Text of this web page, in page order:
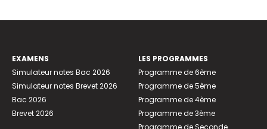
EXAMENS
Simulateur notes Bac 2026
Simulateur notes Brevet 2026
Bac 2026
Brevet 2026
LES PROGRAMMES
Programme de 6ème
Programme de 5ème
Programme de 4ème
Programme de 3ème
Programme de Seconde